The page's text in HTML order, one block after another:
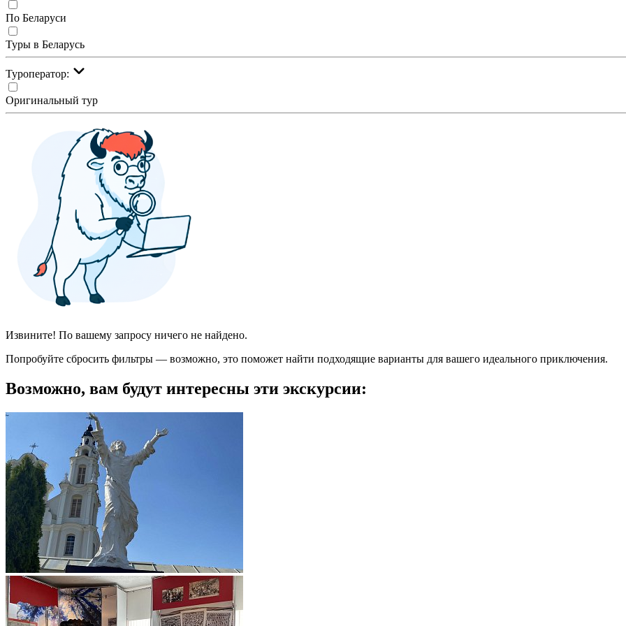
По Беларуси
Туры в Беларусь
Туроператор:
Оригинальный тур
Извините! По вашему запросу ничего не найдено.
Попробуйте сбросить фильтры — возможно, это поможет найти подходящие варианты для вашего идеального приключения.
Возможно, вам будут интересны эти экскурсии: